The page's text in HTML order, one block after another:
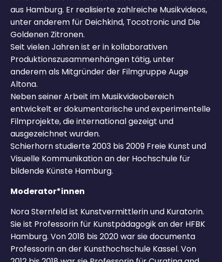
aus Hamburg. Er realisierte zahlreiche Musikvideos,
unter anderem für Deichkind, Tocotronic und Die
Goldenen Zitronen.
Seit vielen Jahren ist er in kollaborativen
Produktionszusammenhängen tätig, unter
anderem als Mitgründer der Filmgruppe Auge
Altona.
Neben seiner Arbeit im Musikvideobereich
entwickelt er dokumentarische und experimentelle
Filmprojekte, die international gezeigt und
ausgezeichnet wurden.
Schierhorn studierte 2003 bis 2009 Freie Kunst und
Visuelle Kommunikation an der Hochschule für
bildende Künste Hamburg.
Moderator*innen
Nora Sternfeld ist Kunstvermittlerin und Kuratorin.
Sie ist Professorin für Kunstpädagogik an der HFBK
Hamburg. Von 2018 bis 2020 war sie documenta
Professorin an der Kunsthochschule Kassel. Von